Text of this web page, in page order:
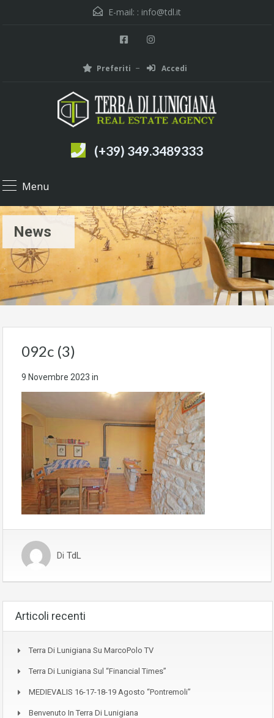
E-mail: : info@tdl.it
Preferiti Accedi
(+39) 349.3489333
Menu
News
092c (3)
9 Novembre 2023 in
Di TdL
Articoli recenti
Terra Di Lunigiana Su MarcoPolo TV
Terra Di Lunigiana Sul “Financial Times”
MEDIEVALIS 16-17-18-19 Agosto “Pontremoli”
Benvenuto In Terra Di Lunigiana